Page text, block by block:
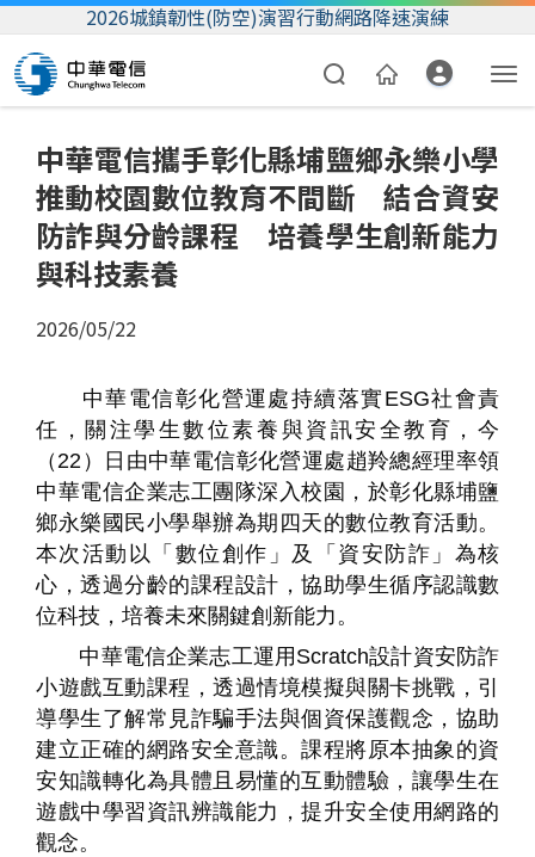
2026城鎮韌性(防空)演習行動網路降速演練
資費合約
帳單繳費
我的帳號
個
人
家
企
業
國
際
科
技
研
關
於
我
產品
中華電信攜手彰化縣埔鹽鄉永樂小學
推動校園數位教育不間斷 結合資安
防詐與分齡課程 培養學生創新能力
與科技素養
2026/05/22
中華電信彰化營運處持續落實ESG社會責
任，關注學生數位素養與資訊安全教育，今
（ 22 ）日由中華電信彰化營運處趙羚總經理率領
中華電信企業志工團隊深入校園，於彰化縣埔鹽
鄉永樂國民小學舉辦為期四天的數位教育活動。
本次活動以 「 數位創作 」 及 「 資安防詐 」 為核
心，透過分齡的課程設計，協助學生循序認識數
位科技，培養未來關鍵創新能力。
中華電信企業志工運用 Scratch設計資安防詐
小遊戲互動課程，透過情境模擬與關卡挑戰，引
導學生了解常見詐騙手法與個資保護觀念，協助
建立正確的網路安全意識。課程將原本抽象的資
安知識轉化為具體且易懂的互動體驗，讓學生在
遊戲中學習資訊辨識能力，提升安全使用網路的
觀念。